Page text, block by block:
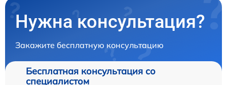
Нужна консультация?
Закажите бесплатную консультацию
Бесплатная консультация со
специалистом